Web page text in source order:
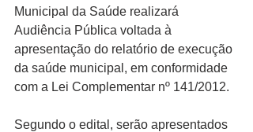
Municipal da Saúde realizará
Audiência Pública voltada à
apresentação do relatório de execução
da saúde municipal, em conformidade
com a Lei Complementar nº 141/2012.
Segundo o edital, serão apresentados